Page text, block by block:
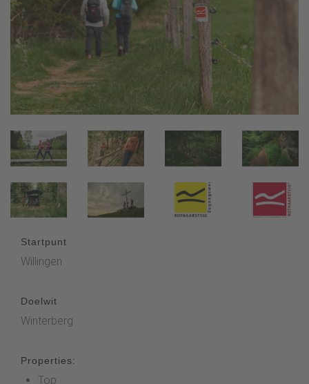
Startpunt
Willingen
Doelwit
Winterberg
Properties:
Top